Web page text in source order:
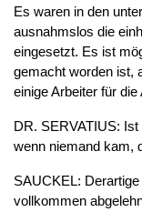
Es waren in den
ausnahmslos die
eingesetzt. Es ist
gemacht worden ist,
einige Arbeiter für
DR. SERVATIUS:
wenn niemand kam,
SAUCKEL:
vollkommen